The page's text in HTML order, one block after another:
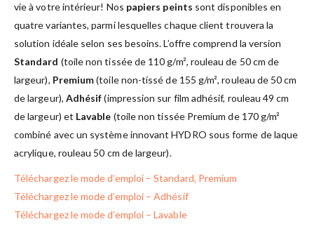
vie à votre intérieur! Nos papiers peints sont disponibles en
quatre variantes, parmi lesquelles chaque client trouvera la
solution idéale selon ses besoins. L’offre comprend la version
Standard (toile non tissée de 110 g/m², rouleau de 50 cm de
largeur), Premium(toile non-tissé de 155 g/m², rouleau de 50 cm
de largeur), Adhésif(impression sur film adhésif, rouleau 49 cm
de largeur) et Lavable (toile non tissée Premium de 170 g/m²
combiné avec un système innovant HYDRO sous forme de laque
acrylique, rouleau 50 cm de largeur).
Téléchargez le mode d’emploi – Standard, Premium
Téléchargez le mode d’emploi – Adhésif
Téléchargez le mode d’emploi – Lavable